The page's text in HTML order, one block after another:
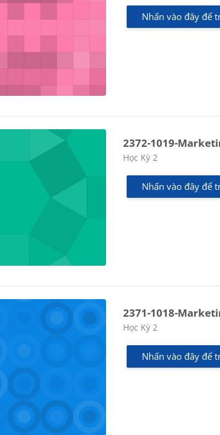
Nhấn vào đây để
2372-1019-
Các loại khóa học
Học Kỳ 2
Nhấn vào đây để
2371-1018-
Các loại khóa học
Học Kỳ 2
Nhấn vào đây để